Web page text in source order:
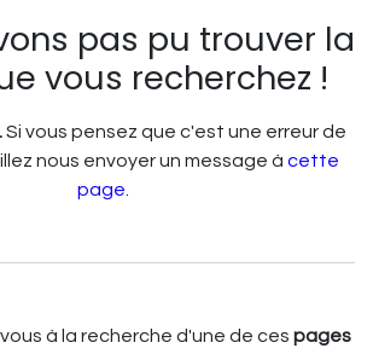
pas pu trouver la
vous recherchez !
Si vous pensez que c'est une erreur de
nous envoyer un message à cette
page
à la recherche d'une de ces pages